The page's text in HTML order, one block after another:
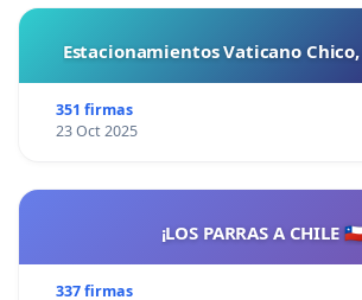
Estacionamientos Vaticano
351 firmas
23 Oct 2025
¡LOS PARRAS A CHILE
337 firmas